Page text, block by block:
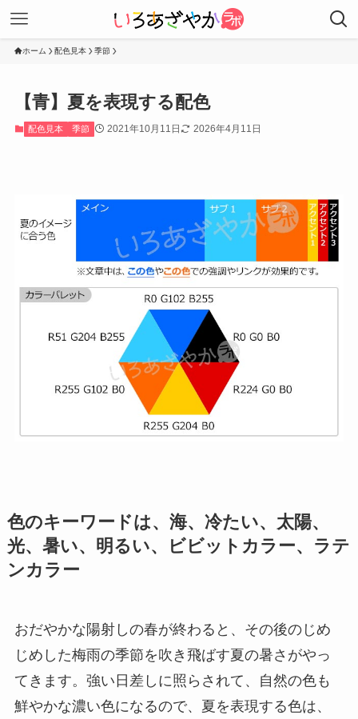
ホーム 配色見本 季節
【青】夏を表現する配色
配色見本 季節 2021年10月11日 2026年4月11日
色のキーワードは、海、冷たい、太陽、
光、暑い、明るい、ビビットカラー、ラテ
ンカラー
おだやかな陽射しの春が終わると、その後のじめ
じめした梅雨の季節を吹き飛ばす夏の暑さがやっ
てきます。強い日差しに照らされて、自然の色も
鮮やかな濃い色になるので、夏を表現する色は、